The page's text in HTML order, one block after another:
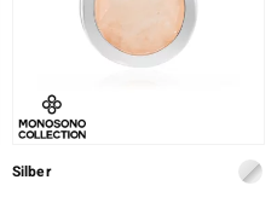
Silber